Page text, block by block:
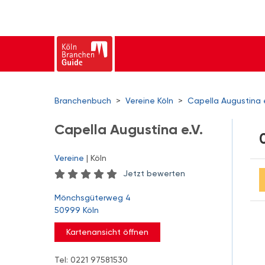
Branchenbuch > Vereine Köln > Capella Augustina
Capella Augustina e.V.
Vereine | Köln
Jetzt bewerten
Mönchsgüterweg 4
50999 Köln
Kartenansicht öffnen
Tel: 0221 97581530